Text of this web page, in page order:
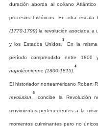
duración aborda al océano Atlántico
procesos históricos. En otra escala
(1770-1799) la revolución asociada a
y los Estados Unidos
3
En la misma
período comprendido entre 1800
napoléonienne (1800-1815).
4
El historiador norteamericano Robert
revolution
5
concibe la Revolución
movimientos pertenecientes a la
momentos culminantes pero no únicos.